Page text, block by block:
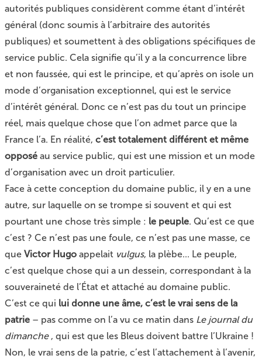
autorités publiques considèrent comme étant d’intérêt
général (donc soumis à l’arbitraire des autorités
publiques) et soumettent à des obligations spécifiques de
service public. Cela signifie qu’il y a la concurrence libre
et non faussée, qui est le principe, et qu’après on isole un
mode d’organisation exceptionnel, qui est le service
d’intérêt général. Donc ce n’est pas du tout un principe
réel, mais quelque chose que l’on admet parce que la
France l’a. En réalité, c’est totalement différent et même
opposé au service public, qui est une mission et un mode
d’organisation avec un droit particulier.
Face à cette conception du domaine public, il y en a une
autre, sur laquelle on se trompe si souvent et qui est
pourtant une chose très simple : le peuple. Qu’est ce que
c’est ? Ce n’est pas une foule, ce n’est pas une masse, ce
que Victor Hugo appelait vulgus, la plèbe... Le peuple,
c’est quelque chose qui a un dessein, correspondant à la
souveraineté de l’État et attaché au domaine public.
C’est ce qui lui donne une âme, c’est le vrai sens de la
patrie – pas comme on l’a vu ce matin dans Le journal du
dimanche , qui est que les Bleus doivent battre l’Ukraine !
Non, le vrai sens de la patrie, c’est l’attachement à l’avenir,